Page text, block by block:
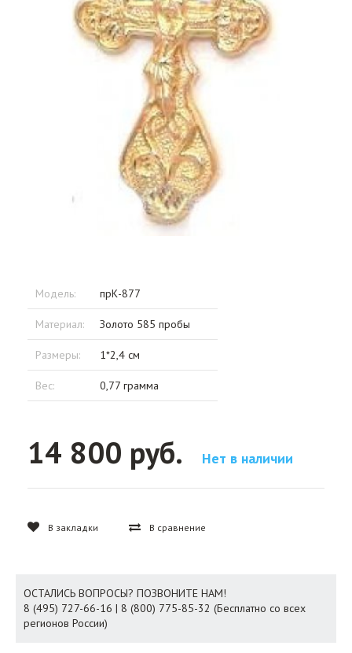
Модель: прК-877
Материал: Золото 585 пробы
Размеры: 1*2,4 см
Вес: 0,77 грамма
14 800 руб. Нет в наличии
В закладки В сравнение
ОСТАЛИСЬ ВОПРОСЫ? ПОЗВОНИТЕ НАМ!
8 (495) 727-66-16 | 8 (800) 775-85-32 (Бесплатно со всех
регионов России)